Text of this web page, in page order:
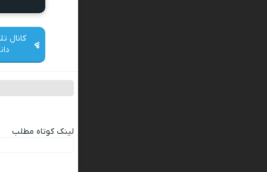
کانال
لینک کوتاه مطلب